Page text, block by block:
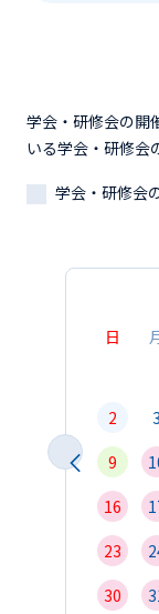
学会・研修会の開
いる学会・研修会
学会・研修会
日
2
3
9
16
23
30